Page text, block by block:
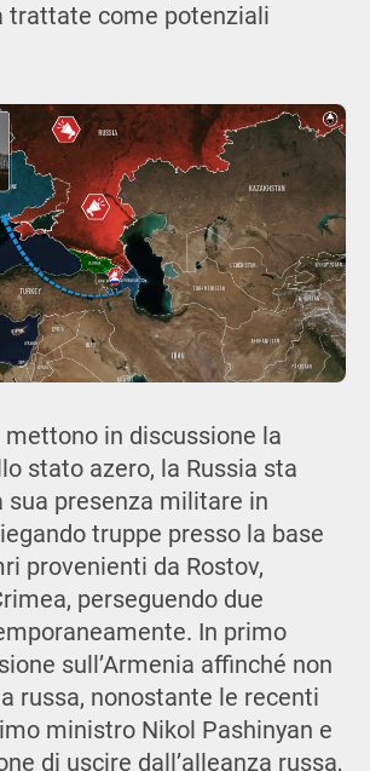
trattate come potenziali
in discussione la
stato azero, la Russia sta
sua presenza militare in
truppe presso la base
provenienti da Rostov,
perseguendo due
In primo
sull’Armenia affinché non
russa, nonostante le recenti
ministro Nikol Pashinyan e
di uscire dall’alleanza russa,